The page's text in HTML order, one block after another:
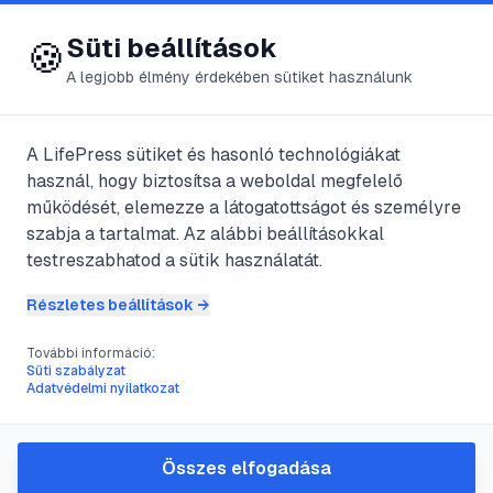
😍 LifePress
🏷️#biztonságos
közlekedés
cikk található ezzel a címkével
#hólánc # téli vezetés
Hólánc felszerelése lépésről
biztonságos téli vezetéshez
🍪Süti beállítások
A legjobb élmény érdekében sütiket használunk
A LifePress sütiket és hasonló technológiákat
használ, hogy biztosítsa a weboldal megfelelő
működését, elemezze a látogatottságot és személyre
szabja a tartalmat. Az alábbi beállításokkal
testreszabhatod a sütik használatát.
Részletes beállítások →
További információ:
Süti szabályzat
Adatvédelmi nyilatkozat
Összes elfogadása